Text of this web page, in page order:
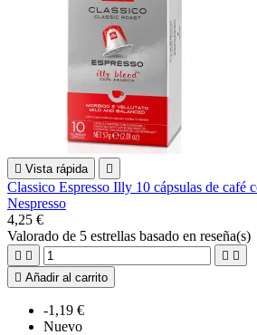
 Vista rápida 
Classico Espresso Illy 10 cápsulas de café
Nespresso
4,25 €
Valorado de 5 estrellas basado en reseña(s)
   
 Añadir al carrito
-1,19 €
Nuevo